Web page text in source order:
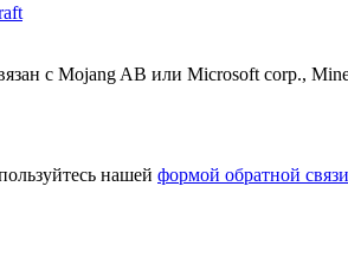
с Mojang AB или Microsoft corp.,
нашей формой обратной связи